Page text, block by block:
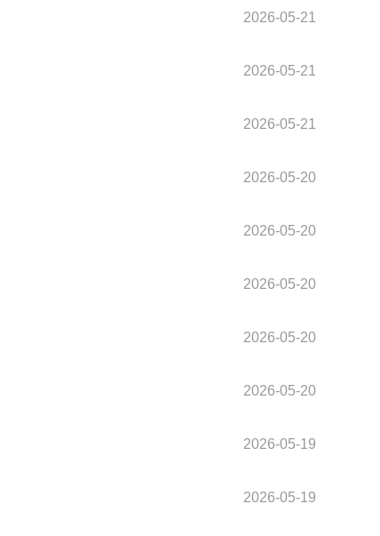
2026-05-21
2026-05-21
2026-05-21
2026-05-20
2026-05-20
2026-05-20
2026-05-20
2026-05-20
2026-05-19
2026-05-19